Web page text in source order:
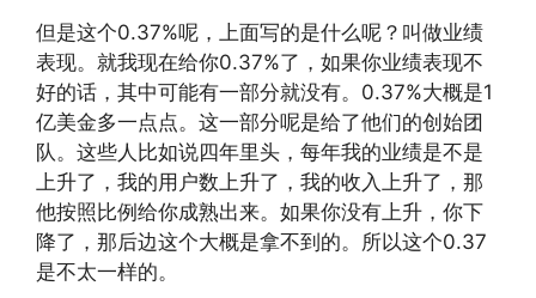
但是这个0.37%呢，上面写的是什么呢？叫做业绩
表现。就我现在给你0.37%了，如果你业绩表现不
好的话，其中可能有一部分就没有。0.37%大概是1
亿美金多一点点。这一部分呢是给了他们的创始团
队。这些人比如说四年里头，每年我的业绩是不是
上升了，我的用户数上升了，我的收入上升了，那
他按照比例给你成熟出来。如果你没有上升，你下
降了，那后边这个大概是拿不到的。所以这个0.37
是不太一样的。